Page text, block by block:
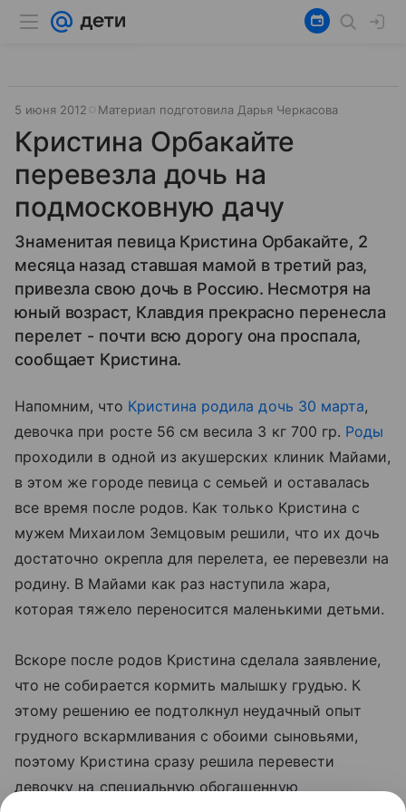
5 июня 2012 Материал подготовила Дарья Черкасова
Кристина Орбакайте
перевезла дочь на
подмосковную дачу
Знаменитая певица Кристина Орбакайте, 2
месяца назад ставшая мамой в третий раз,
привезла свою дочь в Россию. Несмотря на
юный возраст, Клавдия прекрасно перенесла
перелет - почти всю дорогу она проспала,
сообщает Кристина.
Напомним, что Кристина родила дочь 30 марта,
девочка при росте 56 см весила 3 кг 700 гр. Роды
проходили в одной из акушерских клиник Майами,
в этом же городе певица с семьей и оставалась
все время после родов. Как только Кристина с
мужем Михаилом Земцовым решили, что их дочь
достаточно окрепла для перелета, ее перевезли на
родину. В Майами как раз наступила жара,
которая тяжело переносится маленькими детьми.
Вскоре после родов Кристина сделала заявление,
что не собирается кормить малышку грудью. К
этому решению ее подтолкнул неудачный опыт
грудного вскармливания с обоими сыновьями,
поэтому Кристина сразу решила перевести
девочку на специальную обогащенную